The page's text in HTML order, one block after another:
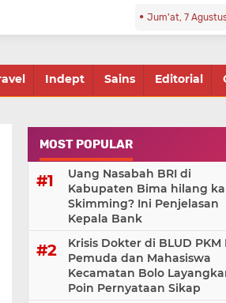
Jum'at, 7
Indept Sains Editorial
MOST POPULAR
Uang Nasabah BRI di
Kabupaten Bima hilang
Skimming? Ini Penjelasan
Kepala Bank
Krisis Dokter di BLUD PKM
Pemuda dan Mahasiswa
Kecamatan Bolo
Poin Pernyataan Sikap